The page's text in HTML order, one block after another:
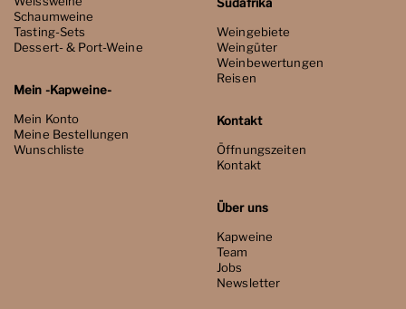
Schaumweine
Tasting-Sets
Dessert- & Port-Weine
Mein -Kapweine-
Mein Konto
Meine Bestellungen
Wunschliste
Weingebiete
Weingüter
Weinbewertungen
Reisen
Kontakt
Öffnungszeiten
Kontakt
Über uns
Kapweine
Team
Jobs
Newsletter